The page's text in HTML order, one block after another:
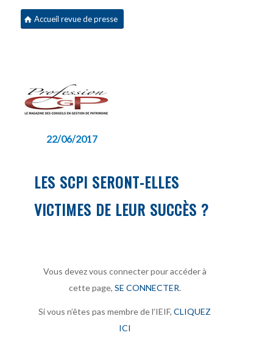
Accueil revue de presse
22/06/2017
LES SCPI SERONT-ELLES
VICTIMES DE LEUR SUCCÈS ?
Vous devez vous connecter pour accéder à
cette page, SE CONNECTER.
Si vous n’êtes pas membre de l’IEIF,CLIQUEZ
ICI